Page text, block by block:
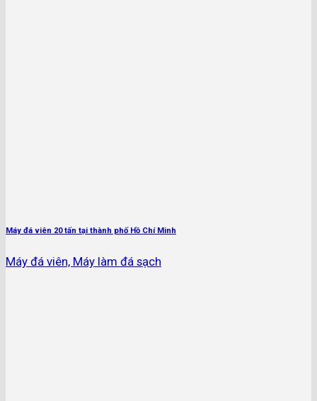
Máy đá viên 20 tấn tại thành phố Hồ Chí Minh
Máy đá viên, Máy làm đá sạch